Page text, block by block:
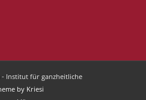
- Institut für ganzheitliche
by Kriesi